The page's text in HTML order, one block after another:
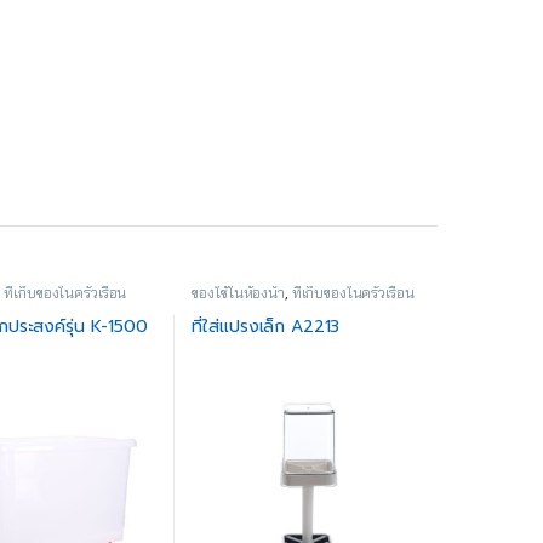
ที่เก็บของในครัวเรือน
ประสงค์รุ่น K-1500
ของใช้ในห้องน้ำ, ที่เก็บของในครัวเรือน
ที่ใส่แปรงเล็ก A2213